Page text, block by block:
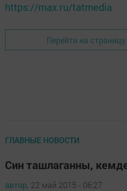
https://max.ru/tatmedia
Перейти на
ГЛАВНЫЕ НОВОСТИ
Син ташлаганны,
автор, 22 май 2015 - 06:27